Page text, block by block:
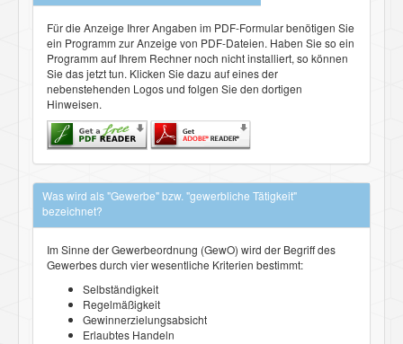
Für die Anzeige Ihrer Angaben im PDF-Formular benötigen Sie
ein Programm zur Anzeige von PDF-Dateien. Haben Sie so ein
Programm auf Ihrem Rechner noch nicht installiert, so können
Sie das jetzt tun. Klicken Sie dazu auf eines der
nebenstehenden Logos und folgen Sie den dortigen
Hinweisen.
Was wird als "Gewerbe" bzw. "gewerbliche Tätigkeit"
bezeichnet?
Im Sinne der Gewerbeordnung (GewO) wird der Begriff des
Gewerbes durch vier wesentliche Kriterien bestimmt:
Selbständigkeit
Regelmäßigkeit
Gewinnerzielungsabsicht
Erlaubtes Handeln